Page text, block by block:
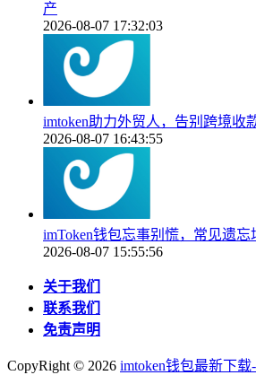
产
2026-08-07 17:32:03
imtoken助力外贸人，告别跨境收
2026-08-07 16:43:55
imToken钱包忘事别慌，常见遗
2026-08-07 15:55:56
关于我们
联系我们
免责声明
CopyRight © 2026 imtoken钱包最新下载